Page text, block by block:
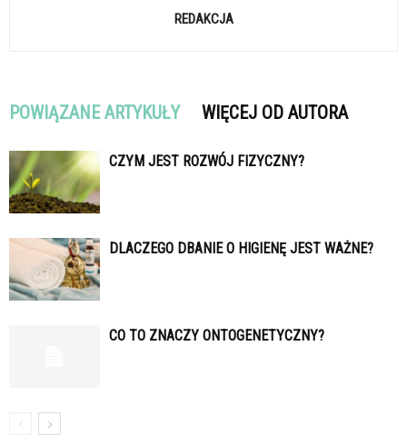
REDAKCJA
POWIĄZANE ARTYKUŁY WIĘCEJ OD AUTORA
CZYM JEST ROZWÓJ FIZYCZNY?
DLACZEGO DBANIE O HIGIENĘ JEST WAŻNE?
CO TO ZNACZY ONTOGENETYCZNY?